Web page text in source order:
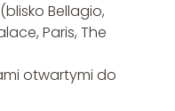
Bellagio,
Paris, The
otwartymi do